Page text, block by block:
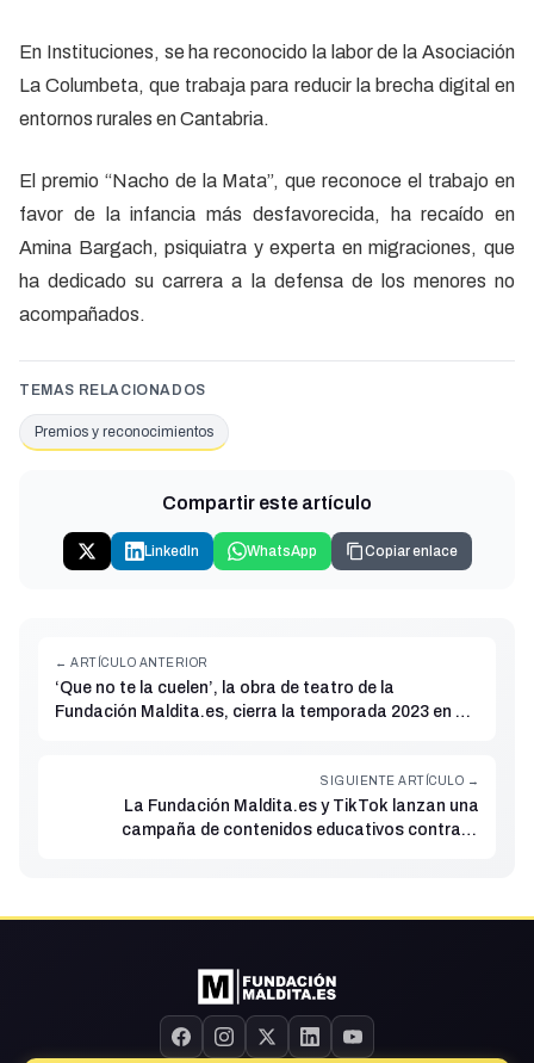
En Instituciones, se ha reconocido la labor de la Asociación
La Columbeta, que trabaja para reducir la brecha digital en
entornos rurales en Cantabria.
El premio “Nacho de la Mata”, que reconoce el trabajo en
favor de la infancia más desfavorecida, ha recaído en
Amina Bargach, psiquiatra y experta en migraciones, que
ha dedicado su carrera a la defensa de los menores no
acompañados.
TEMAS RELACIONADOS
Premios y reconocimientos
Compartir este artículo
LinkedIn WhatsApp Copiar enlace
← ARTÍCULO ANTERIOR
‘Que no te la cuelen’, la obra de teatro de la
Fundación Maldita.es, cierra la temporada 2023 en el
SIGUIENTE ARTÍCULO →
La Fundación Maldita.es y TikTok lanzan una
campaña de contenidos educativos contra la